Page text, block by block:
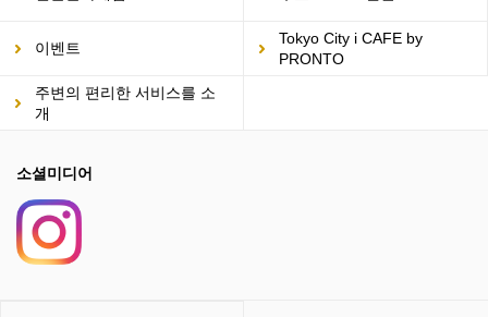
이벤트
Tokyo City i CAFE by
PRONTO
주변의 편리한 서비스를 소
개
소셜미디어